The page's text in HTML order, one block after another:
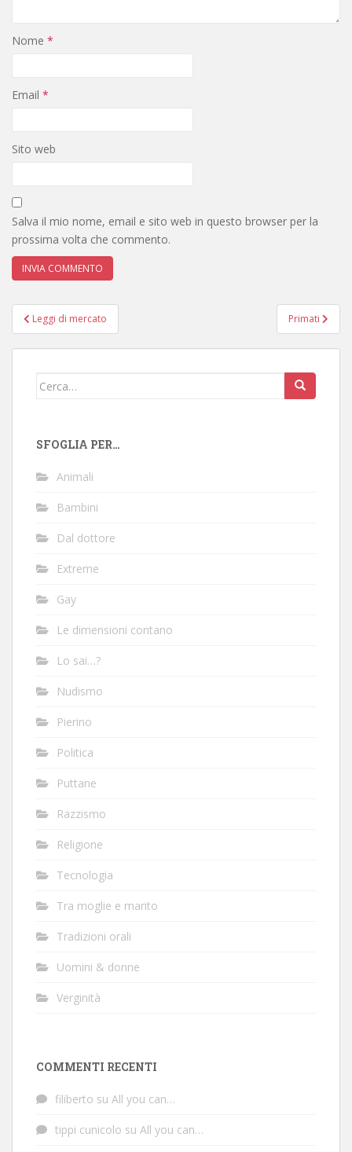
Nome *
Email *
Sito web
Salva il mio nome, email e sito web in questo browser per la
prossima volta che commento.
Navigazione
articoli
Leggi di mercato Primati
Cerca:
SFOGLIA PER…
Animali
Bambini
Dal dottore
Extreme
Gay
Le dimensioni contano
Lo sai…?
Nudismo
Pierino
Politica
Puttane
Razzismo
Religione
Tecnologia
Tra moglie e marito
Tradizioni orali
Uomini & donne
Verginità
COMMENTI RECENTI
filiberto su All you can…
tippi cunicolo su All you can…